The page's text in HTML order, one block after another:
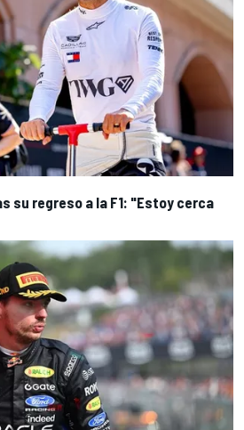
su regreso a la F1: "Estoy cerca